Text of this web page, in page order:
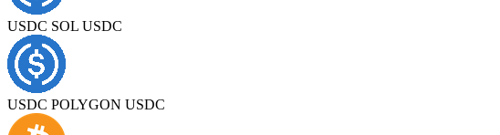
USDC SOL USDC
USDC POLYGON USDC